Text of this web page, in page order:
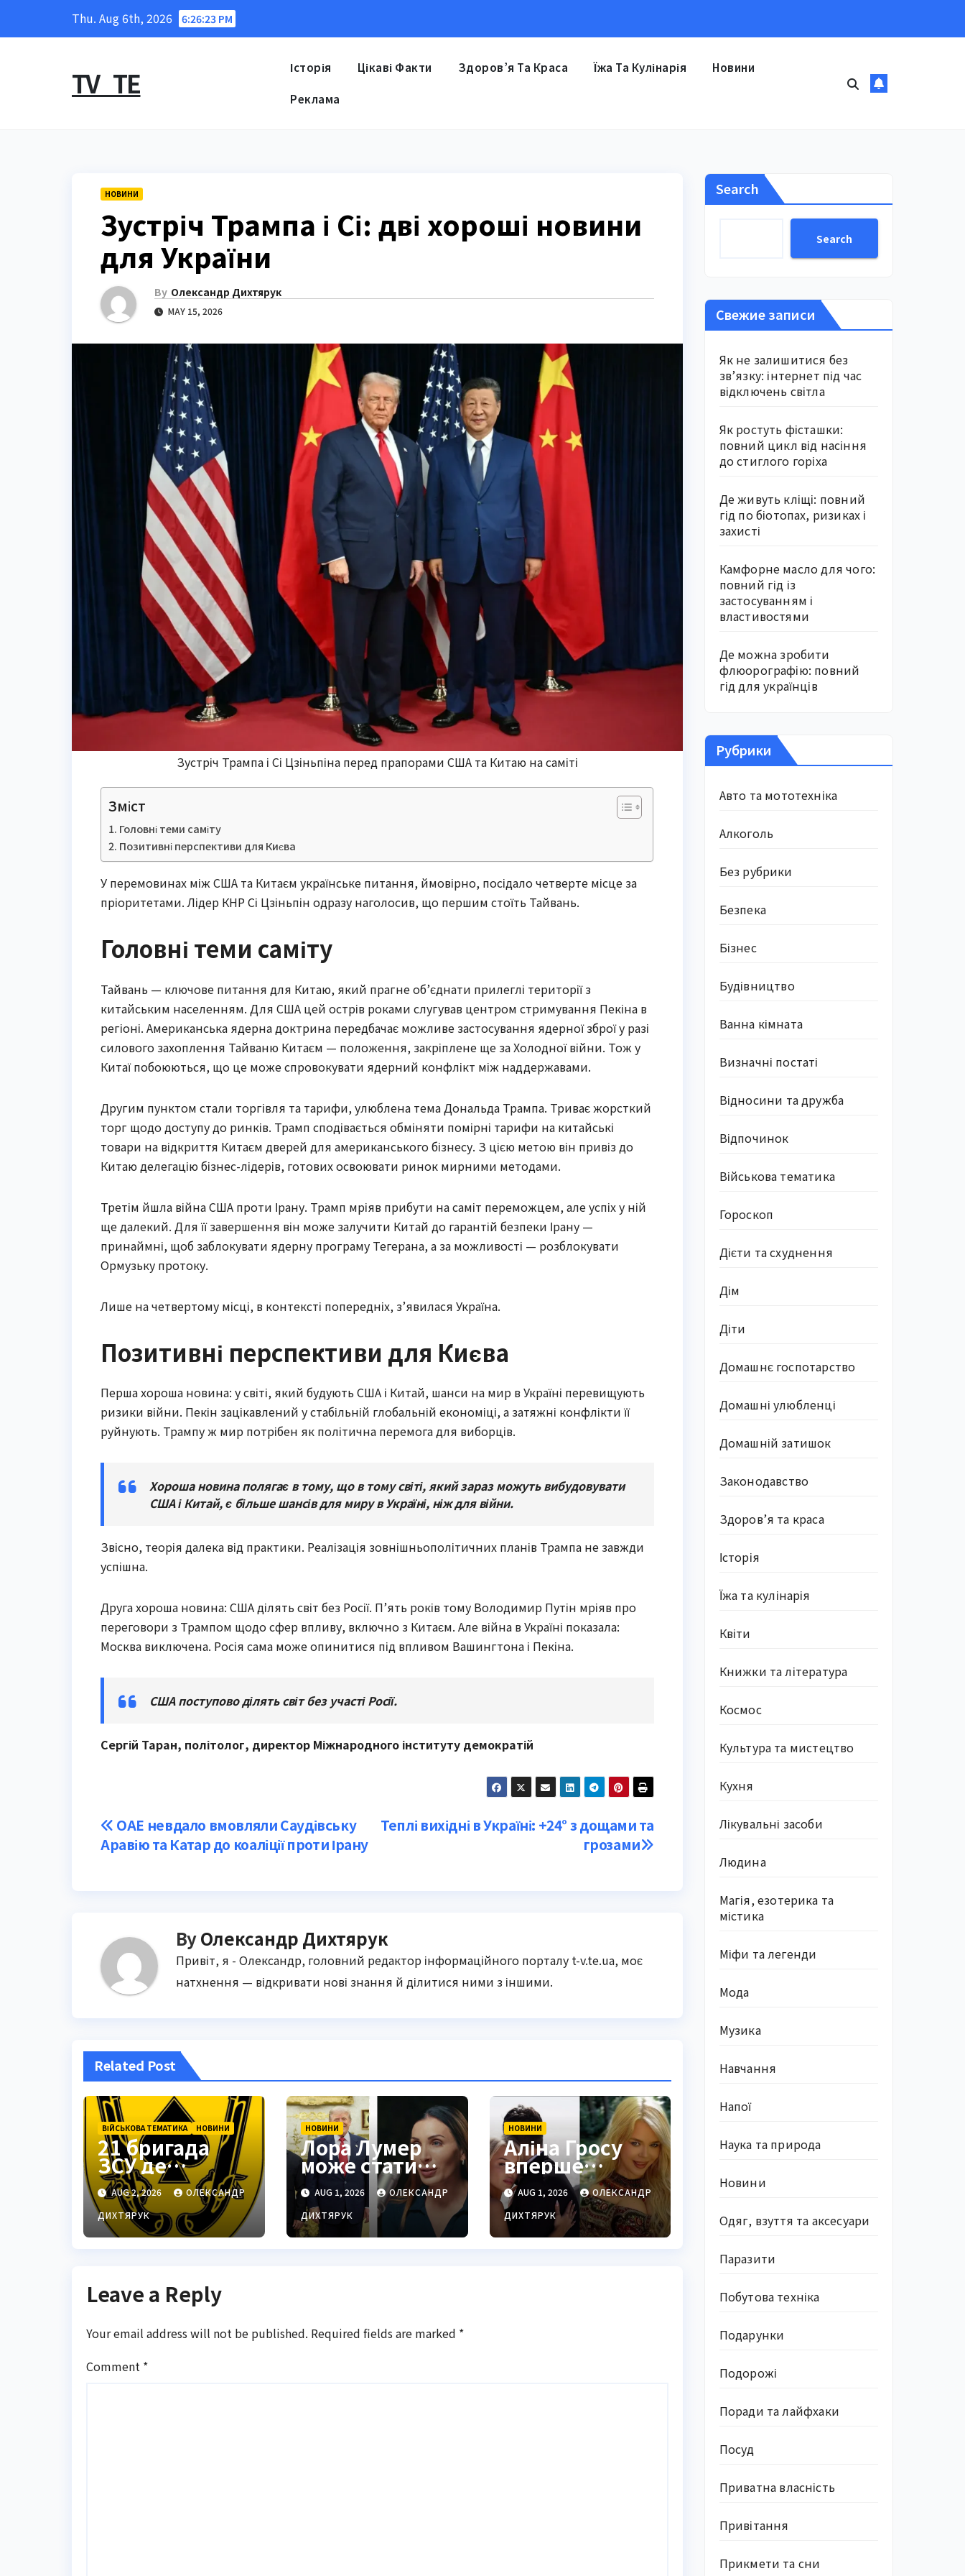
Thu. Aug 6th, 2026 6:26:24 PM
TV_TE Історія Цікаві Факти Здоров’я Та Краса Їжа Та Кулінарія Новини
Реклама
НОВИНИ
Зустріч Трампа і Сі: дві хороші новини
для України
By Олександр Дихтярук
MAY 15, 2026
Зустріч Трампа і Сі Цзіньпіна перед прапорами США та Китаю на саміті
Зміст
Головні теми саміту
Позитивні перспективи для Києва
У перемовинах між США та Китаєм українське питання, ймовірно, посідало четверте місце за
пріоритетами. Лідер КНР Сі Цзіньпін одразу наголосив, що першим стоїть Тайвань.
Головні теми саміту
Тайвань — ключове питання для Китаю, який прагне об’єднати прилеглі території з
китайським населенням. Для США цей острів роками слугував центром стримування Пекіна в
регіоні. Американська ядерна доктрина передбачає можливе застосування ядерної зброї у разі
силового захоплення Тайваню Китаєм — положення, закріплене ще за Холодної війни. Тож у
Китаї побоюються, що це може спровокувати ядерний конфлікт між наддержавами.
Другим пунктом стали торгівля та тарифи, улюблена тема Дональда Трампа. Триває жорсткий
торг щодо доступу до ринків. Трамп сподівається обміняти помірні тарифи на китайські
товари на відкриття Китаєм дверей для американського бізнесу. З цією метою він привіз до
Китаю делегацію бізнес-лідерів, готових освоювати ринок мирними методами.
Третім йшла війна США проти Ірану. Трамп мріяв прибути на саміт переможцем, але успіх у ній
ще далекий. Для її завершення він може залучити Китай до гарантій безпеки Ірану —
принаймні, щоб заблокувати ядерну програму Тегерана, а за можливості — розблокувати
Ормузьку протоку.
Лише на четвертому місці, в контексті попередніх, з’явилася Україна.
Позитивні перспективи для Києва
Перша хороша новина: у світі, який будують США і Китай, шанси на мир в Україні перевищують
ризики війни. Пекін зацікавлений у стабільній глобальній економіці, а затяжні конфлікти її
руйнують. Трампу ж мир потрібен як політична перемога для виборців.
Хороша новина полягає в тому, що в тому світі, який зараз можуть вибудовувати
США і Китай, є більше шансів для миру в Україні, ніж для війни.
Звісно, теорія далека від практики. Реалізація зовнішньополітичних планів Трампа не завжди
успішна.
Друга хороша новина: США ділять світ без Росії. П’ять років тому Володимир Путін мріяв про
переговори з Трампом щодо сфер впливу, включно з Китаєм. Але війна в Україні показала:
Москва виключена. Росія сама може опинитися під впливом Вашингтона і Пекіна.
США поступово ділять світ без участі Росії.
Сергій Таран, політолог, директор Міжнародного інституту демократій
Post
navigation
Теплі вихідні в Україні: +24° з дощами та
грозами
ОАЕ невдало вмовляли Саудівську
Аравію та Катар до коаліції проти Ірану
ByОлександр Дихтярук
Привіт, я - Олександр, головний редактор інформаційного порталу t-v.te.ua, моє
натхнення — відкривати нові знання й ділитися ними з іншими.
Related Post
ВІЙСЬКОВА ТЕМАТИКА НОВИНИ
21 бригада
ЗСУ де
знаходиться:
Подільськ як
стратегічний
центр
AUG 2, 2026
ОЛЕКСАНДР
ДИХТЯРУК
НОВИНИ
Лора Лумер
може стати
проукраїнськи
м голосом для
Трампа
AUG 1, 2026
ОЛЕКСАНДР
ДИХТЯРУК
НОВИНИ
Аліна Гросу
вперше
пояснила,
чому не
показує
чоловіка
AUG 1, 2026
ОЛЕКСАНДР
ДИХТЯРУК
Leave a Reply
Your email address will not be published. Required fields are marked *
Comment *
Search
Search
Свежие записи
Як не залишитися без
зв’язку: інтернет під час
відключень світла
Як ростуть фісташки:
повний цикл від насіння
до стиглого горіха
Де живуть кліщі: повний
гід по біотопах, ризиках і
захисті
Камфорне масло для чого:
повний гід із
застосуванням і
властивостями
Де можна зробити
флюорографію: повний
гід для українців
Рубрики
Авто та мототехніка
Алкоголь
Без рубрики
Безпека
Бізнес
Будівництво
Ванна кімната
Визначні постаті
Відносини та дружба
Відпочинок
Військова тематика
Гороскоп
Дієти та схуднення
Дім
Діти
Домашнє госпотарство
Домашні улюбленці
Домашній затишок
Законодавство
Здоров’я та краса
Історія
Їжа та кулінарія
Квіти
Книжки та література
Космос
Культура та мистецтво
Кухня
Лікувальні засоби
Людина
Магія, езотерика та
містика
Міфи та легенди
Мода
Музика
Навчання
Напої
Наука та природа
Новини
Одяг, взуття та аксесуари
Паразити
Побутова техніка
Подарунки
Подорожі
Поради та лайфхаки
Посуд
Приватна власність
Привітання
Прикмети та сни